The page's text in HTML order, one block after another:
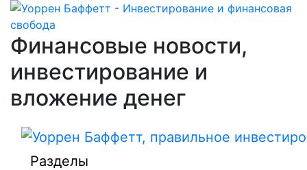
Финансовые новости,
инвестирование и
вложение денег
Разделы